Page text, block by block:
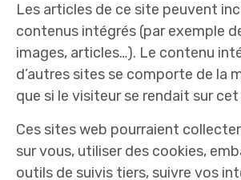
Les articles de ce site peuvent
contenus intégrés (par exemple
images, articles…). Le contenu
d’autres sites se comporte de la
que si le visiteur se rendait sur
Ces sites web pourraient
sur vous, utiliser des cookies,
outils de suivis tiers, suivre vos